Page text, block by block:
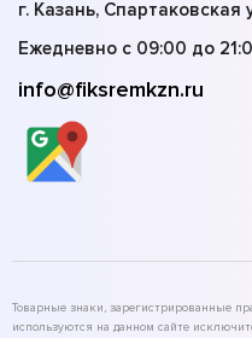
г. Казань, Спартаковская
Ежедневно с 09:00 до
info@fiksremkzn.ru
Товарные знаки, зарегистрированные
используются на данном сайте